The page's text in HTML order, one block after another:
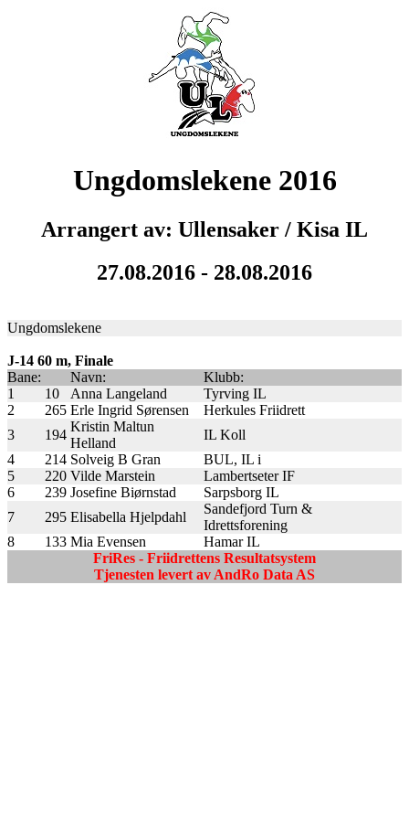
Ungdomslekene 2016
Arrangert av: Ullensaker / Kisa IL
27.08.2016 - 28.08.2016
Ungdomslekene
J-14 60 m, Finale
Bane:
Navn:
Klubb:
1
10 Anna Langeland
Tyrving IL
2
265 Erle Ingrid Sørensen
Herkules Friidrett
3
194
Kristin Maltun
Helland
IL Koll
4
214 Solveig B Gran
BUL, IL i
5
220 Vilde Marstein
Lambertseter IF
6
239 Josefine Biørnstad
Sarpsborg IL
7
295 Elisabella Hjelpdahl
Sandefjord Turn &
Idrettsforening
8
133 Mia Evensen
Hamar IL
FriRes - Friidrettens Resultatsystem
Tjenesten levert av AndRo Data AS